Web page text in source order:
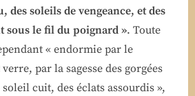
des soleils de vengeance, et des
sous le fil du poignard ». Toute
« endormie par le
par la sagesse des gorgées
soleil cuit, des éclats assourdis »,